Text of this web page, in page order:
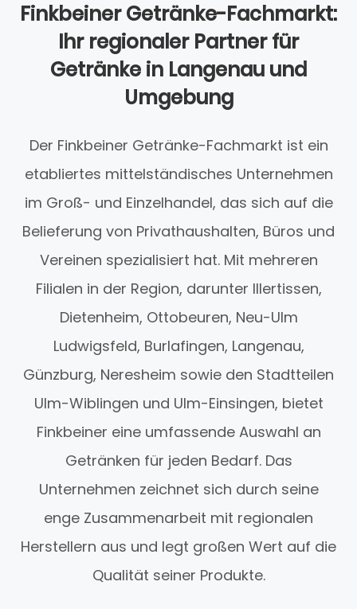
Finkbeiner Getränke-Fachmarkt:
Ihr regionaler Partner für
Getränke in Langenau und
Umgebung
Der Finkbeiner Getränke-Fachmarkt ist ein
etabliertes mittelständisches Unternehmen
im Groß- und Einzelhandel, das sich auf die
Belieferung von Privathaushalten, Büros und
Vereinen spezialisiert hat. Mit mehreren
Filialen in der Region, darunter Illertissen,
Dietenheim, Ottobeuren, Neu-Ulm
Ludwigsfeld, Burlafingen, Langenau,
Günzburg, Neresheim sowie den Stadtteilen
Ulm-Wiblingen und Ulm-Einsingen, bietet
Finkbeiner eine umfassende Auswahl an
Getränken für jeden Bedarf. Das
Unternehmen zeichnet sich durch seine
enge Zusammenarbeit mit regionalen
Herstellern aus und legt großen Wert auf die
Qualität seiner Produkte.